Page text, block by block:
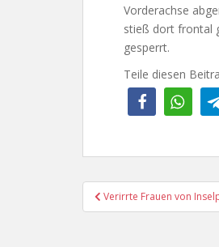
Vorderachse
stieß dort frontal
gesperrt.
Teile diesen
Verirrte Frauen von